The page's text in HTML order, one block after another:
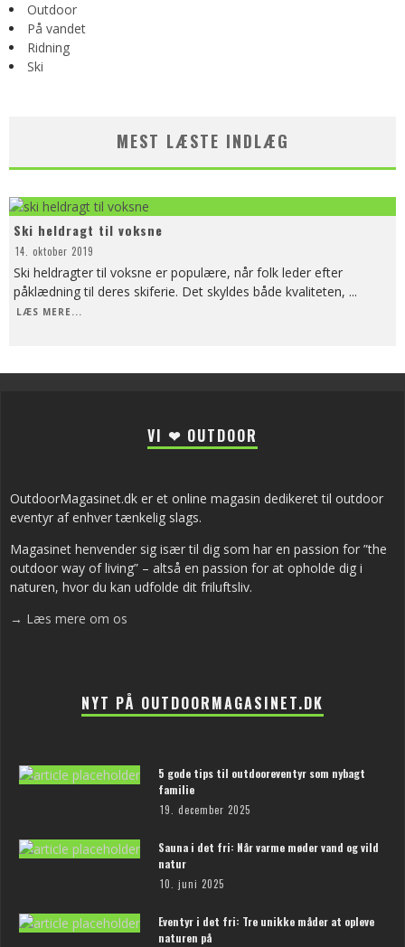
Outdoor
På vandet
Ridning
Ski
MEST LÆSTE INDLÆG
Ski heldragt til voksne
14. oktober 2019
Ski heldragter til voksne er populære, når folk leder efter
påklædning til deres skiferie. Det skyldes både kvaliteten, ...
LÆS MERE...
VI ❤ OUTDOOR
OutdoorMagasinet.dk er et online magasin dedikeret til outdoor
eventyr af enhver tænkelig slags.
Magasinet henvender sig især til dig som har en passion for ”the
outdoor way of living” – altså en passion for at opholde dig i
naturen, hvor du kan udfolde dit friluftsliv.
→ Læs mere om os
NYT PÅ OUTDOORMAGASINET.DK
5 gode tips til outdooreventyr som nybagt
familie
19. december 2025
Sauna i det fri: Når varme møder vand og vild
natur
10. juni 2025
Eventyr i det fri: Tre unikke måder at opleve
naturen på